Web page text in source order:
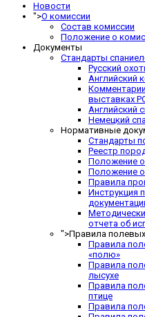
Новости
">О комиссии
Состав комиссии
Положение о
Документы
Стандарты
Русский
Английский
выставках
Английский
Немецкий
Нормативные
Стандарты
Реестр
Положение
Положение
Правила
Инструкция
отчета об
">Правила
Правила
«полю»
Правила
лысухе
Правила
птице
Правила